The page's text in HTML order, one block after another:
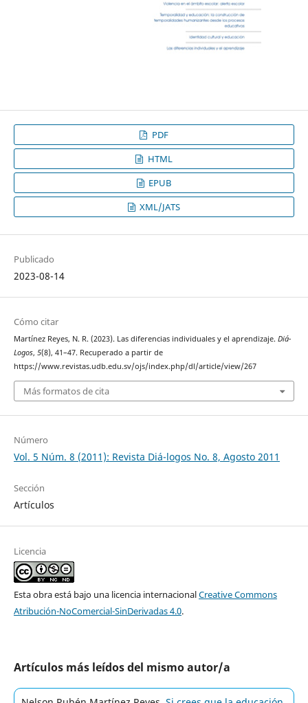
PDF
HTML
EPUB
XML/JATS
Publicado
2023-08-14
Cómo citar
Martínez Reyes, N. R. (2023). Las diferencias individuales y el aprendizaje. Diá-
Logos, 5(8), 41–47. Recuperado a partir de
https://www.revistas.udb.edu.sv/ojs/index.php/dl/article/view/267
Más formatos de cita
Número
Vol. 5 Núm. 8 (2011): Revista Diá-logos No. 8, Agosto 2011
Sección
Artículos
Licencia
Esta obra está bajo una licencia internacionalCreative Commons
Atribución-NoComercial-SinDerivadas 4.0.
Artículos más leídos del mismo autor/a